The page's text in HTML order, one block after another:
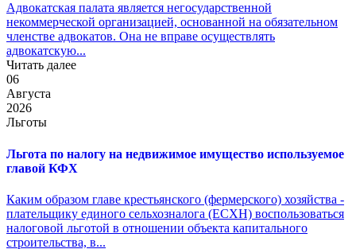
Адвокатская палата является негосударственной
некоммерческой организацией, основанной на обязательном
членстве адвокатов. Она не вправе осуществлять
адвокатскую...
Читать далее
06
Августа
2026
Льготы
Льгота по налогу на недвижимое имущество используемое
главой КФХ
Каким образом главе крестьянского (фермерского) хозяйства -
плательщику единого сельхозналога (ЕСХН) воспользоваться
налоговой льготой в отношении объекта капитального
строительства, в...